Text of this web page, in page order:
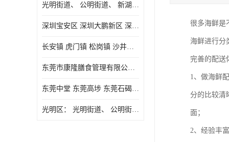
光明街道、 公明街道、 新湖街道、
深圳宝安区 深圳大鹏新区 深圳特别合作区
长安镇 虎门镇 松岗镇 沙井镇 公明镇 莞城街道 南城街道 东城街道 万江街道 石碣镇 石龙镇 茶山镇 石排镇 企石镇 横沥镇
东莞市康隆膳食管理有限公司 长安蔬菜配送 虎门蔬菜配送 大岭山蔬菜配送
东莞中堂 东莞高埗 东莞石碣 东莞望牛墩 东莞洪梅 东莞道滘 东莞石龙镇 东莞石排镇
光明区： 光明街道、 公明街道、 新湖街道、 凤凰街道、 玉塘街道、 马田街道
很多海鲜是
海鲜进行分
完善的配送
1、做海鲜
分的比较清
面；
2、经验丰